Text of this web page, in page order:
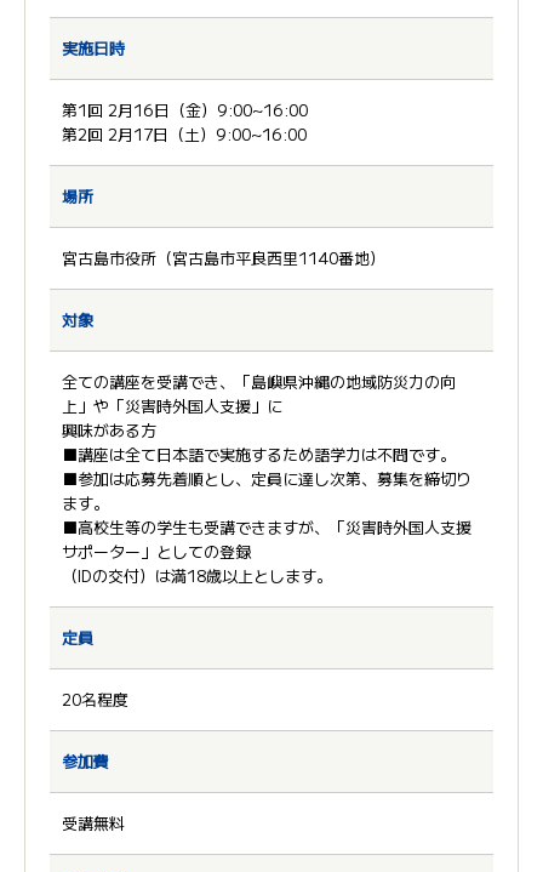
実施日時
第1回 2月16日（金）9:00~16:00
第2回 2月17日（土）9:00~16:00
場所
宮古島市役所（宮古島市平良西里1140番地）
対象
全ての講座を受講でき、「島嶼県沖縄の地域防災力の向
上」や「災害時外国人支援」に
興味がある方
■講座は全て日本語で実施するため語学力は不問です。
■参加は応募先着順とし、定員に達し次第、募集を締切り
ます。
■高校生等の学生も受講できますが、「災害時外国人支援
サポーター」としての登録
（IDの交付）は満18歳以上とします。
定員
20名程度
参加費
受講無料